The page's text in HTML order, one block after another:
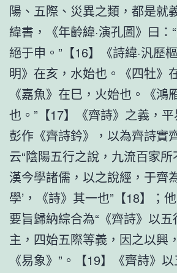
陽、五際、災異之類，都是就
緯書，《年齡緯·演孔圖》曰：
絕于申。”【16】《詩緯·汎歷
明》在亥，水始也。《四牡》
《嘉魚》在巳，火始也。《鴻
也。”【17】《齊詩》之義，
彭作《齊詩鈐》，以為齊詩實
云“陰陽五行之說，九流百家
漢今學諸儒，以之說經，于齊
學’，《詩》其一也”【18】；
要旨歸納綜合為“《齊詩》以
主，四始五際等義，因之以興
《易象》”。【19】《齊詩》